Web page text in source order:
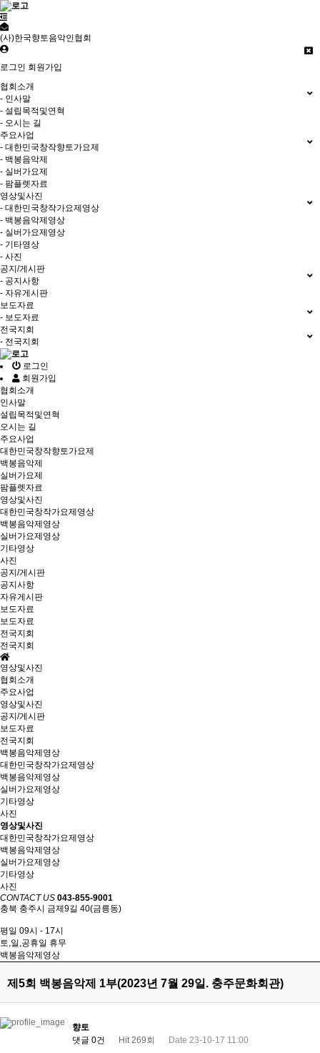
(사)한국향토음악인협회
로그인 회원가입
협회소개
- 인사말
- 설립목적및연혁
- 오시는 길
주요사업
- 대한민국창작향토가요제
- 백봉음악제
- 실버가요제
- 팜플렛자료
영상및사진
- 대한민국창작가요제영상
- 백봉음악제영상
- 실버가요제영상
- 기타영상
- 사진
공지/게시판
- 공지사항
- 자유게시판
보도자료
- 보도자료
전국지회
- 전국지회
로그인
회원가입
협회소개
인사말
설립목적및연혁
오시는 길
주요사업
대한민국창작향토가요제
백봉음악제
실버가요제
팜플렛자료
영상및사진
대한민국창작가요제영상
백봉음악제영상
실버가요제영상
기타영상
사진
공지/게시판
공지사항
자유게시판
보도자료
보도자료
전국지회
전국지회
영상및사진
협회소개
주요사업
영상및사진
공지/게시판
보도자료
전국지회
백봉음악제영상
대한민국창작가요제영상
백봉음악제영상
실버가요제영상
기타영상
사진
영상및사진
대한민국창작가요제영상
백봉음악제영상
실버가요제영상
기타영상
사진
CONTACT US 043-855-9001
충북 충주시 금제9길 40(금릉동)
평일 09시 - 17시
토,일,공휴일 휴무
백봉음악제영상
제5회 백봉음악제 1부(2023년 7월 29일. 충주문화회관)
향토
댓글 0건
Hit 269회 Date 23-10-17 11:00